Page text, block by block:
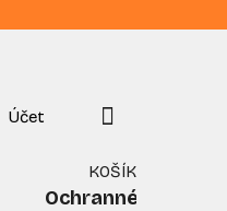
NÁKUPNÝ
KOŠÍK
Ochranné